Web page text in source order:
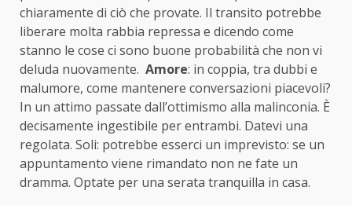
chiaramente di ciò che provate. Il transito potrebbe
liberare molta rabbia repressa e dicendo come
stanno le cose ci sono buone probabilità che non vi
deluda nuovamente. Amore: in coppia, tra dubbi e
malumore, come mantenere conversazioni piacevoli?
In un attimo passate dall’ottimismo alla malinconia. È
decisamente ingestibile per entrambi. Datevi una
regolata. Soli: potrebbe esserci un imprevisto: se un
appuntamento viene rimandato non ne fate un
dramma. Optate per una serata tranquilla in casa.